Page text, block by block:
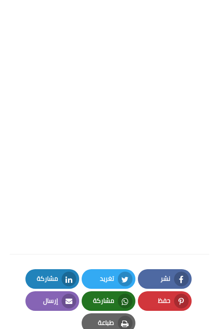
نشر
Facebook
تغريد
Twitter
مشاركة
LinkedIn
حفظ
Pinterest
مشاركة
Whatsapp
إرسال
Email
طباعة